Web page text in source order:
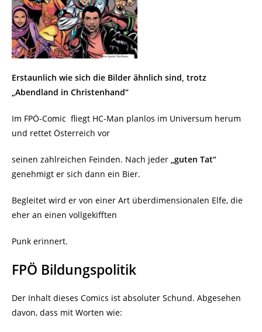
Erstaunlich wie sich die Bilder ähnlich sind, trotz
„Abendland in Christenhand“
Im FPÖ-Comic fliegt HC-Man planlos im Universum herum
und rettet Österreich vor
seinen zahlreichen Feinden. Nach jeder „guten Tat“
genehmigt er sich dann ein Bier.
Begleitet wird er von einer Art überdimensionalen Elfe, die
eher an einen vollgekifften
Punk erinnert.
FPÖ Bildungspolitik
Der Inhalt dieses Comics ist absoluter Schund. Abgesehen
davon, dass mit Worten wie: